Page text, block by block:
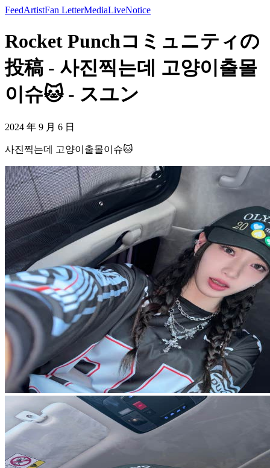
FeedArtistFan LetterMediaLiveNotice
Rocket Punchコミュニティの
投稿 - 사진찍는데 고양이출몰
이슈🐱 - スユン
2024 年 9 月 6 日
사진찍는데 고양이출몰이슈🐱